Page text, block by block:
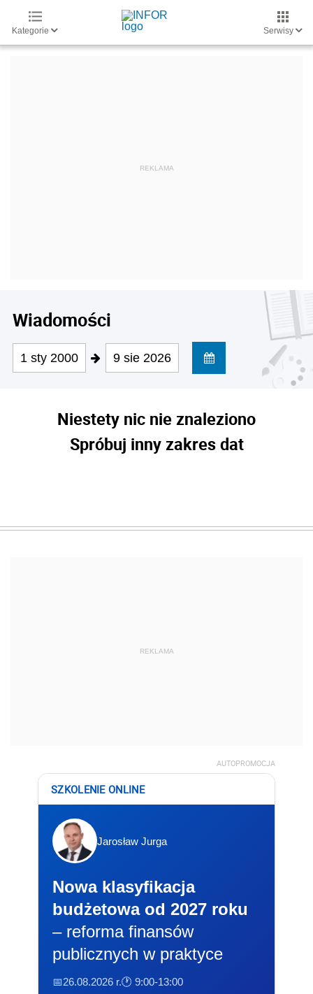
Kategorie Serwisy
Wiadomości
1 sty 2000 9 sie 2026
Niestety nic nie znaleziono
Spróbuj inny zakres dat
REKLAMA
AUTOPROMOCJA
SZKOLENIE ONLINE
Jarosław Jurga
Nowa klasyfikacja
budżetowa od 2027 roku
– reforma finansów
publicznych w praktyce
📅26.08.2026 r.🕐 9:00-13:00